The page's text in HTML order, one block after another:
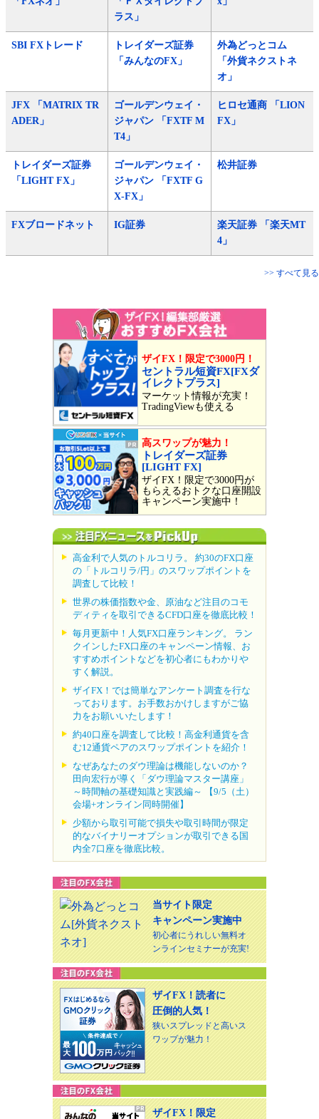
ラス」
SBI FXトレード
トレイダーズ証券
「みんなのFX」
外為どっとコム
「外貨ネクストネ
オ」
JFX 「MATRIX TR
ADER」
ゴールデンウェイ・
ジャパン 「FXTF M
T4」
ヒロセ通商 「LION
FX」
トレイダーズ証券
「LIGHT FX」
ゴールデンウェイ・
ジャパン 「FXTF G
X-FX」
松井証券
FXブロードネット IG証券
楽天証券 「楽天MT
4」
>> すべて見る
ザイFX！限定で3000円！
セントラル短資FX[FXダ
イレクトプラス]
マーケット情報が充実！
TradingViewも使える
高スワップが魅力！
トレイダーズ証券
[LIGHT FX]
ザイFX！限定で3000円が
もらえるおトクな口座開設
キャンペーン実施中！
高金利で人気のトルコリラ。 約30のFX口座
の「トルコリラ/円」のスワップポイントを
調査して比較！
世界の株価指数や金、原油など注目のコモ
ディティを取引できるCFD口座を徹底比較！
毎月更新中！人気FX口座ランキング。 ラン
クインしたFX口座のキャンペーン情報、お
すすめポイントなどを初心者にもわかりや
すく解説。
ザイFX！では簡単なアンケート調査を行な
っております。お手数おかけしますがご協
力をお願いいたします！
約40口座を調査して比較！高金利通貨を含
む12通貨ペアのスワップポイントを紹介！
なぜあなたのダウ理論は機能しないのか？
田向宏行が導く「ダウ理論マスター講座」
～時間軸の基礎知識と実践編～ 【9/5（土）
会場+オンライン同時開催】
少額から取引可能で損失や取引時間が限定
的なバイナリーオプションが取引できる国
内全7口座を徹底比較。
当サイト限定
キャンペーン実施中
初心者にうれしい無料オ
ンラインセミナーが充実!
ザイFX！読者に
圧倒的人気！
狭いスプレッドと高いス
ワップが魅力！
ザイFX！限定